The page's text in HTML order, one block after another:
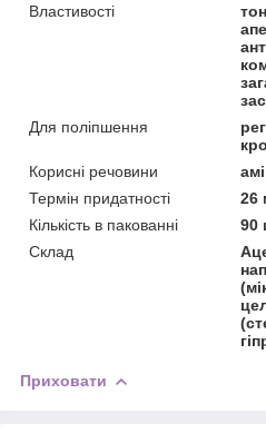
Властивості
Для поліпшення
Корисні речовини
Термін придатності
26
Кількість в пакованні
90
Склад
Приховати